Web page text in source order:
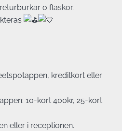
o flaskor.
kreditkort eller
10-kort 400kr, 25-kort
eller i receptionen.